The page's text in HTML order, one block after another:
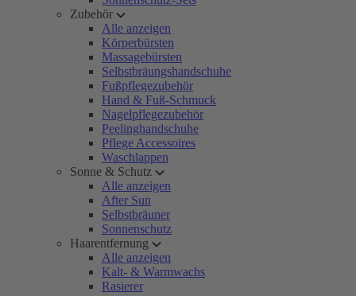
Zubehör
Alle anzeigen
Körperbürsten
Massagebürsten
Selbstbräungshandschuhe
Fußpflegezubehör
Hand & Fuß-Schmuck
Nagelpflegezubehör
Peelinghandschuhe
Pflege Accessoires
Waschlappen
Sonne & Schutz
Alle anzeigen
After Sun
Selbstbräuner
Sonnenschutz
Haarentfernung
Alle anzeigen
Kalt- & Warmwachs
Rasierer